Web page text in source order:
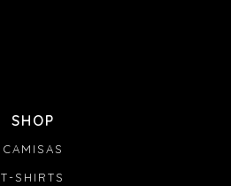
SHOP
CAMISAS
T-SHIRTS